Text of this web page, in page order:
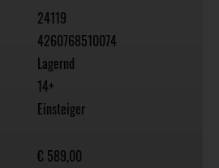
24119
4260768510074
Lagernd
14+
Einsteiger
€ 589,00